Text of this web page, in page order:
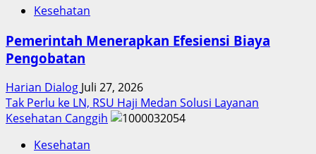
Kesehatan
Pemerintah Menerapkan Efesiensi Biaya
Pengobatan
Harian Dialog Juli 27, 2026
Tak Perlu ke LN, RSU Haji Medan Solusi Layanan
Kesehatan Canggih
Kesehatan